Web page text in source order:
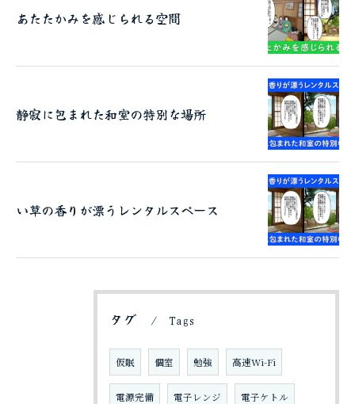
あたたかみを感じられる空間
静寂に包まれた和室の特別な場所
い草の香りが漂うレンタルスペース
タグ Tags
仮眠 個室 勉強 高速Wi-Fi
電源完備 電子レンジ 電子ケトル